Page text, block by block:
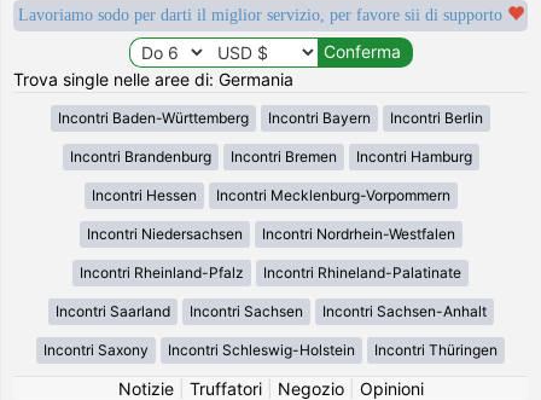
Lavoriamo sodo per darti il miglior servizio, per favore sii di supporto
Trova single nelle aree di: Germania
Incontri Baden-Württemberg Incontri Bayern Incontri Berlin
Incontri Brandenburg Incontri Bremen Incontri Hamburg
Incontri Hessen Incontri Mecklenburg-Vorpommern
Incontri Niedersachsen Incontri Nordrhein-Westfalen
Incontri Rheinland-Pfalz Incontri Rhineland-Palatinate
Incontri Saarland Incontri Sachsen Incontri Sachsen-Anhalt
Incontri Saxony Incontri Schleswig-Holstein Incontri Thüringen
Notizie| Truffatori| Negozio| Opinioni